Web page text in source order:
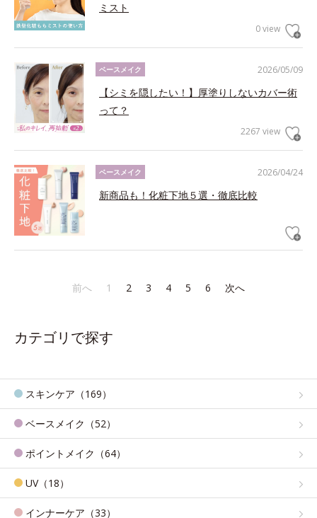
ミスト
0 view
2026/05/09
ベースメイク
【シミを隠したい！】厚塗りしないカバー術
って？
2267 view
2026/04/24
ベースメイク
新商品も！化粧下地５選・徹底比較
前へ 1 2 3 4 5 6 次へ
カテゴリで探す
スキンケア（169）
ベースメイク（52）
ポイントメイク（64）
UV（18）
インナーケア（33）